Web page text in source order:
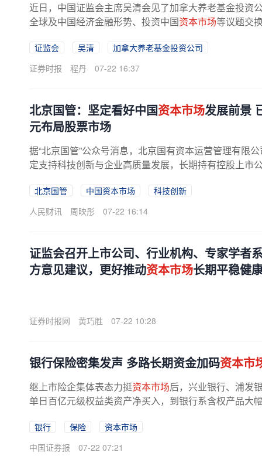
近日，中国证监会主席吴清会见了加拿大养老基金投资
全球及中国经济金融形势、投资中国资本市场等议题交
证监会 吴清
加拿大养老基金投资公司
证券时报
程丹 07-22 16:37
北京国管：坚定看好中国资本市场发展前景
元布局股票市场
据“北京国管”公众号消息，北京国有资本运营管理有限
定支持科技创新与企业高质量发展，长期持有控股上市
北京国管 中国资本市场
科技创新
人民财讯
周映彤 07-22 16:14
证监会召开上市公司、行业机构、专家学者
方意见建议，更好推动资本市场长期平稳健
证券时报网 黄巧胜 07-22 10:28
银行保险密集发声 多路长期资金加码资本市
继上市险企集体表态力挺资本市场后，兴业银行、浦发
单日百亿元级权益类资产净买入，到银行系含权产品大
银行 保险
资本市场
中国证券报
07-22 07:21